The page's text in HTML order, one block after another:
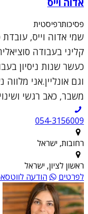
פסיכותרפיסטית
שמי אדוה וייס,
כעשר שנות ניסיון
וגם אונליין.אני
משבר, כאב רגשי
054-3156009
רחובות, ישראל
ראשון לציון, ישראל
לפרטים
הודעה